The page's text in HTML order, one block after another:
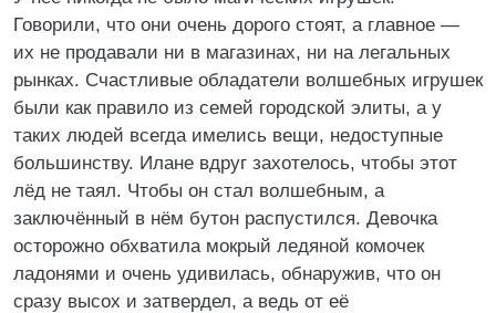
Говорили, что они очень дорого стоят, а главное —
их не продавали ни в магазинах, ни на легальных
рынках. Счастливые обладатели волшебных игрушек
были как правило из семей городской элиты, а у
таких людей всегда имелись вещи, недоступные
большинству. Илане вдруг захотелось, чтобы этот
лёд не таял. Чтобы он стал волшебным, а
заключённый в нём бутон распустился. Девочка
осторожно обхватила мокрый ледяной комочек
ладонями и очень удивилась, обнаружив, что он
сразу высох и затвердел, а ведь от её